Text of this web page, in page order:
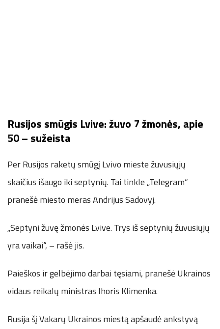
Rusijos smūgis Lvive: žuvo 7 žmonės, apie
50 – sužeista
Per Rusijos raketų smūgį Lvivo mieste žuvusiųjų
skaičius išaugo iki septynių. Tai tinkle „Telegram“
pranešė miesto meras Andrijus Sadovyj.
„Septyni žuvę žmonės Lvive. Trys iš septynių žuvusiųjų
yra vaikai“, – rašė jis.
Paieškos ir gelbėjimo darbai tęsiami, pranešė Ukrainos
vidaus reikalų ministras Ihoris Klimenka.
Rusija šį Vakarų Ukrainos miestą apšaudė ankstyvą